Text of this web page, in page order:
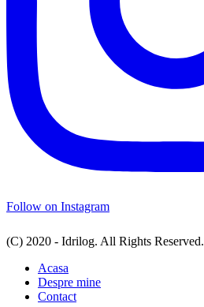
Follow on Instagram
(C) 2020 - Idrilog. All Rights Reserved.
Acasa
Despre mine
Contact